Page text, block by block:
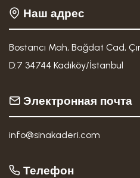
Наш адрес
Bostancı Mah, Bağdat Cad,
D:7 34744 Kadıköy/İstanbul
Электронная почта
info@sinakaderi.com
Телефон